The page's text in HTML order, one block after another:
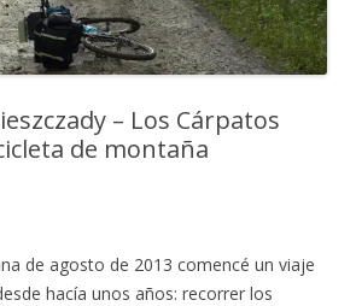
– Los Cárpatos
de montaña
de agosto de 2013 comencé un viaje
hacía unos años: recorrer los